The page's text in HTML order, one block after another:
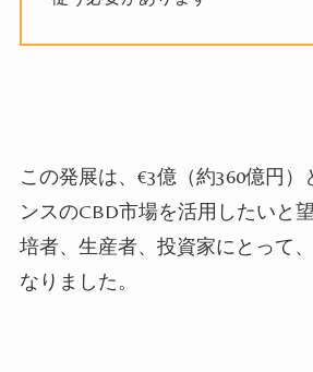
この発展は、€3億（約360億円）
ンスのCBD市場を活用したいと
培者、生産者、投資家にとって
なりました。